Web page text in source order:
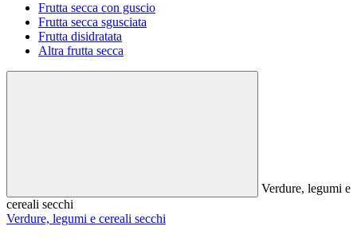
Frutta secca con guscio
Frutta secca sgusciata
Frutta disidratata
Altra frutta secca
Verdure, legumi e
cereali secchi
Verdure, legumi e cereali secchi